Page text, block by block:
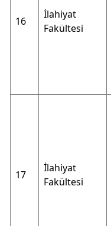
16
İlahiyat
Fakültesi
17
İlahiyat
Fakültesi